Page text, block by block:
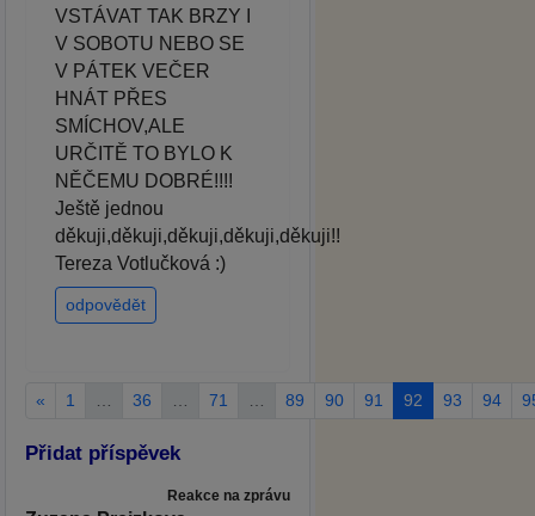
VSTÁVAT TAK BRZY I
V SOBOTU NEBO SE
V PÁTEK VEČER
HNÁT PŘES
SMÍCHOV,ALE
URČITĚ TO BYLO K
NĚČEMU DOBRÉ!!!!
Ještě jednou
děkuji,děkuji,děkuji,děkuji,děkuji!!
Tereza Votlučková :)
odpovědět
« 1 36 71 89 90 91 92 93 94
Přidat příspěvek
Reakce na zprávu